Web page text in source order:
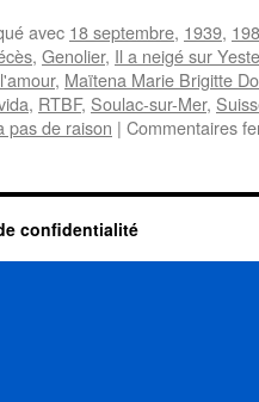
avec 18 septembre, 1939,
, Genolier, Il a neigé sur
, Maïtena Marie Brigitte
, RTBF, Soulac-sur-Mer,
pas de raison | Commentaires
confidentialité